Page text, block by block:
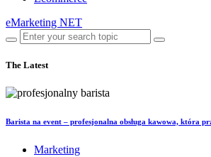
eMarketing NET
The Latest
Barista na event – profesjonalna obsługa kawowa, która
Marketing